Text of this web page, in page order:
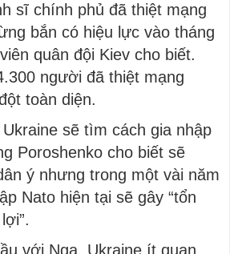
sĩ chính phủ đã thiệt mạng
bắn có hiệu lực vào tháng
quân đội Kiev cho biết.
người đã thiệt mạng
toàn diện.
sẽ tìm cách gia nhập
Poroshenko cho biết sẽ
ý nhưng trong một vài năm
Nato hiện tại sẽ gây “tổn
với Nga, Ukraine ít quan